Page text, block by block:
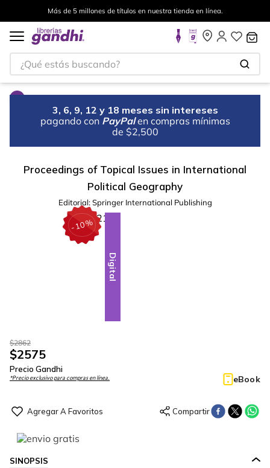
Más de 5 millones de títulos en nuestra tienda en línea.
¿Qué estás buscando?
3, 6, 9, 12 y 18 meses sin intereses
pagando con PayPal en compras mínimas
de $2,500
Proceedings of Topical Issues in International
Political Geography
Editorial: Springer International Publishing
-10%
Digital
$2862
$2575
Precio Gandhi
*Precio exclusivo para compras en línea. eBook
SINOPSIS